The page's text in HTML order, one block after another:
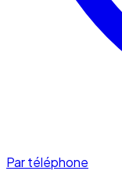
Par téléphone